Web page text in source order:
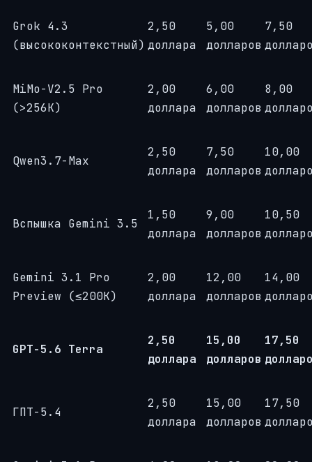
Grok 4.3
(высококонтекстный)
2,50
доллара
5,00
долларов
7,50
MiMo-V2.5 Pro
(>256K)
2,00
доллара
6,00
долларов
8,00
Qwen3.7-Max
2,50
доллара
7,50
долларов
10,00
Вспышка Gemini 3.5
1,50
доллара
9,00
долларов
10,50
Gemini 3.1 Pro
Preview (≤200K)
2,00
доллара
12,00
долларов
14,00
GPT-5.6 Terra
2,50
доллара
15,00
долларов
17,50
ГПТ-5.4
2,50
доллара
15,00
долларов
17,50